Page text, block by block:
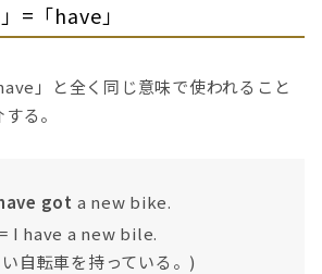
=「have」
」と全く同じ意味で使われること
る。
got a new bike.
= I have a new bile.
自転車を持っている。)